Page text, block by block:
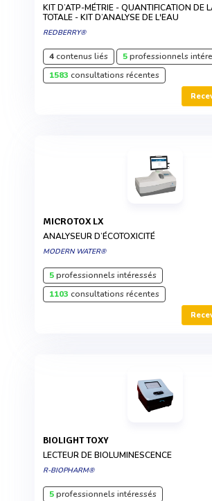
KIT D’ATP-MÉTRIE - QUANTIFICATION DE
TOTALE - KIT D’ANALYSE DE L'EAU
REDBERRY®
4contenus liés 5professionnels
1583 consultations récentes
MICROTOX LX
ANALYSEUR D’ÉCOTOXICITÉ
MODERN WATER®
5professionnels intéressés
1103 consultations récentes
BIOLIGHT TOXY
LECTEUR DE BIOLUMINESCENCE
R-BIOPHARM®
5professionnels intéressés